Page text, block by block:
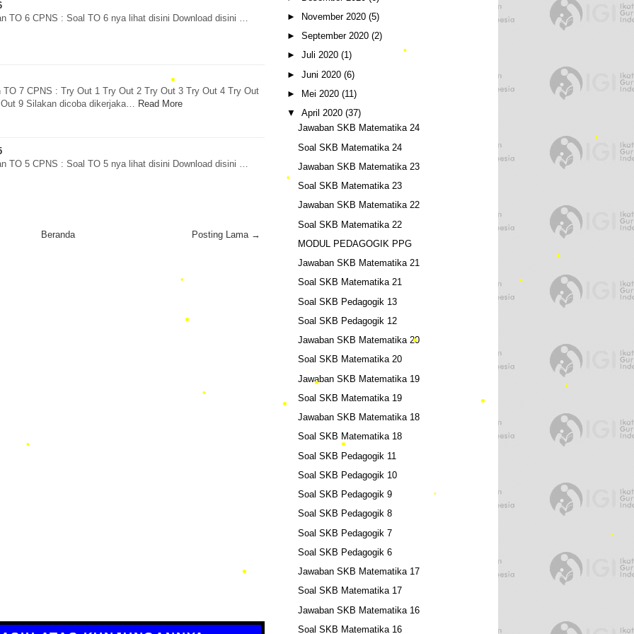
TO 6 CPNS : Soal TO 6 nya lihat disini Download disini …
TO 7 CPNS : Try Out 1 Try Out 2 Try Out 3 Try Out 4 Try Out
9 Silakan dicoba dikerjaka…
Read More
TO 5 CPNS : Soal TO 5 nya lihat disini Download disini …
Posting Lama →
Beranda
►
November 2020 (5)
► September 2020 (2)
► Juli 2020 (1)
► Juni 2020 (6)
►
Mei 2020 (11)
▼ April 2020 (37)
Jawaban SKB Matematika 24
Soal SKB Matematika 24
Jawaban SKB Matematika 23
Soal SKB Matematika 23
Jawaban SKB Matematika 22
Soal SKB Matematika 22
MODUL PEDAGOGIK PPG
Jawaban SKB Matematika 21
Soal SKB Matematika 21
Soal SKB Pedagogik 13
Soal SKB Pedagogik 12
Jawaban SKB Matematika 20
Soal SKB Matematika 20
Jawaban SKB Matematika 19
Soal SKB Matematika 19
Jawaban SKB Matematika 18
Soal SKB Matematika 18
Soal SKB Pedagogik 11
Soal SKB Pedagogik 10
Soal SKB Pedagogik 9
Soal SKB Pedagogik 8
Soal SKB Pedagogik 7
Soal SKB Pedagogik 6
Jawaban SKB Matematika 17
Soal SKB Matematika 17
Jawaban SKB Matematika 16
Soal SKB Matematika 16
•
•
•